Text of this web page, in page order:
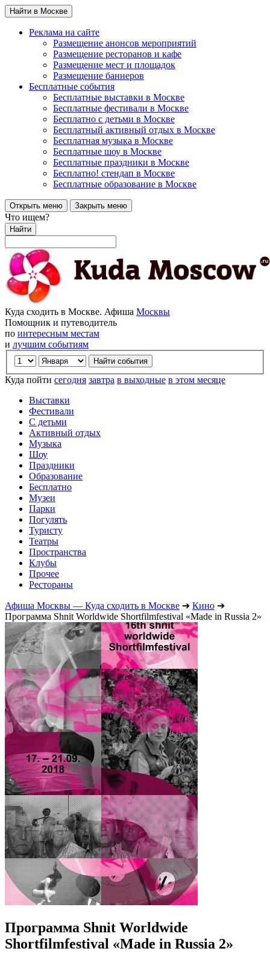
Найти в Москве
Реклама на сайте
Размещение анонсов мероприятий
Размещение ресторанов и кафе
Размещение мест и площадок
Размещение баннеров
Бесплатные события
Бесплатные выставки в Москве
Бесплатные фестивали в Москве
Бесплатно с детьми в Москве
Бесплатный активный отдых в Москве
Бесплатная музыка в Москве
Бесплатные шоу в Москве
Бесплатные праздники в Москве
Бесплатно! стендап в Москве
Бесплатные образование в Москве
Открыть меню Закрыть меню
Что ищем?
Найти
Куда сходить в Москве. Афиша Москвы
Помощник и путеводитель
по интересным местам
и лучшим событиям
Куда пойти сегодня завтра в выходные в этом месяце
Выставки
Фестивали
С детьми
Активный отдых
Музыка
Шоу
Праздники
Образование
Бесплатно
Музеи
Парки
Погулять
Туристу
Театры
Пространства
Клубы
Прочее
Рестораны
Афиша Москвы — Куда сходить в Москве ➔ Кино ➔
Программа Shnit Worldwide Shortfilmfestival «Made in Russia 2»
Программа Shnit Worldwide
Shortfilmfestival «Made in Russia 2»